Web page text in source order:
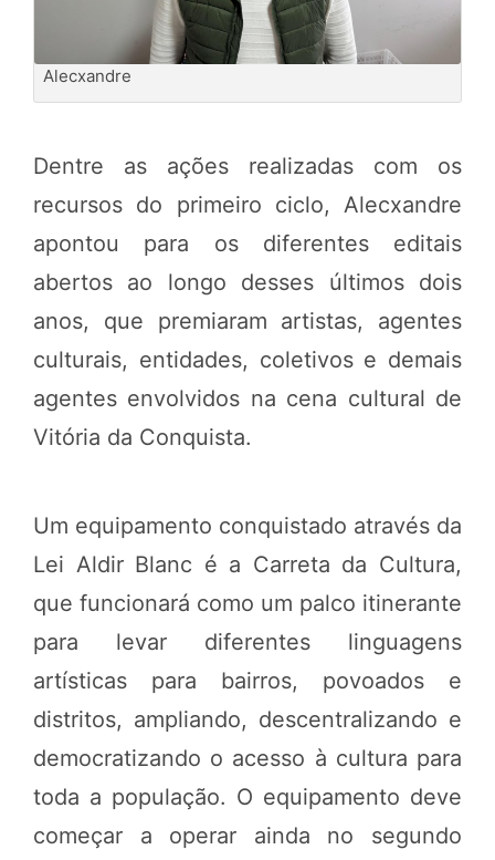
Alecxandre
Dentre as ações realizadas com os
recursos do primeiro ciclo, Alecxandre
apontou para os diferentes editais
abertos ao longo desses últimos dois
anos, que premiaram artistas, agentes
culturais, entidades, coletivos e demais
agentes envolvidos na cena cultural de
Vitória da Conquista.
Um equipamento conquistado através da
Lei Aldir Blanc é a Carreta da Cultura,
que funcionará como um palco itinerante
para levar diferentes linguagens
artísticas para bairros, povoados e
distritos, ampliando, descentralizando e
democratizando o acesso à cultura para
toda a população. O equipamento deve
começar a operar ainda no segundo